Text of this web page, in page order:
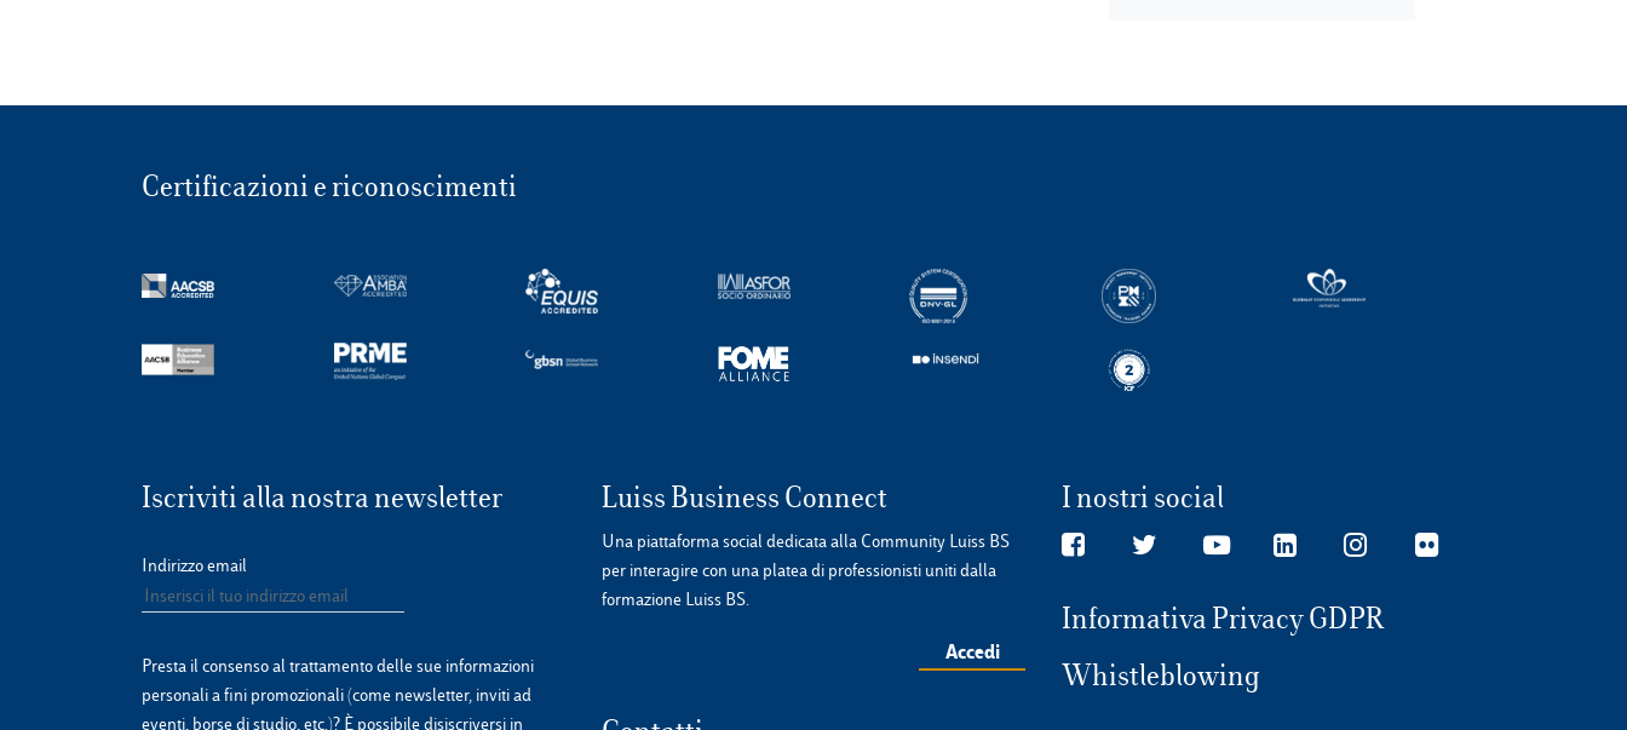
Certificazioni e riconoscimenti
Iscriviti alla nostra newsletter
Indirizzo email
Presta il consenso al trattamento delle sue informazioni
personali a fini promozionali (come newsletter, inviti ad
eventi, borse di studio, etc.)? È possibile disiscriversi in
Luiss Business Connect
Una piattaforma social dedicata alla Community Luiss BS
per interagire con una platea di professionisti uniti dalla
formazione Luiss BS.
Accedi
I nostri social
Informativa Privacy GDPR
Whistleblowing